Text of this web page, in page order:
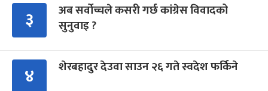
३
अब सर्वोच्चले कसरी गर्छ कांग्रेस विवादको
सुनुवाइ ?
४ शेरबहादुर देउवा साउन २६ गते स्वदेश फर्किने